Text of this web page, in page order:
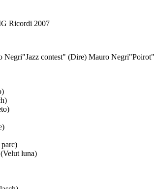
Ricordi 2007
Negri"Jazz contest" (Dire) Mauro Negri"Poirot"
(Velut luna)